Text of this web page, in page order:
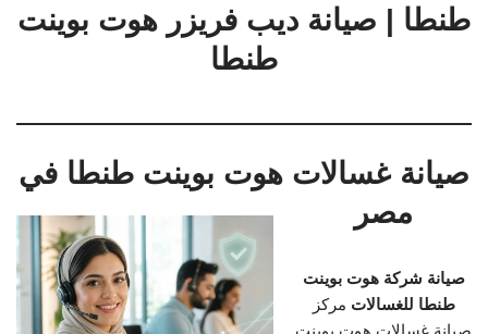
طنطا | صيانة ديب فريزر هوت بوينت
طنطا
صيانة غسالات هوت بوينت طنطا في
مصر
صيانة شركة هوت بوينت
طنطا للغسالات مركز
صيانة غسالات هوت بوينت